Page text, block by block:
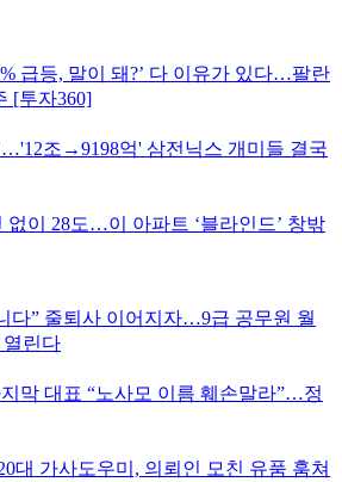
급등, 말이 돼?’ 다 이유가 있다…팔란
[투자360]
조→9198억' 삼전닉스 개미들 결국
없이 28도…이 아파트 ‘블라인드’ 창밖
다” 줄퇴사 이어지자…9급 공무원 월
열린다
막 대표 “노사모 이름 훼손말라”…정
대 가사도우미, 의뢰인 모친 유품 훔쳐